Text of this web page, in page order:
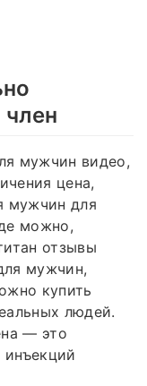
мужчин видео,
цена,
мужчин для
можно,
отзывы
мужчин,
купить
людей.
— это
инъекций